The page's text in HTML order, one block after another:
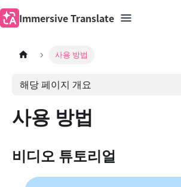
Immersive Translate
사용 방법
해당 페이지 개요
사용 방법
비디오 튜토리얼